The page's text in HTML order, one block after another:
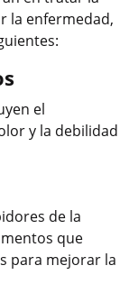
la enfermedad,
el
y la debilidad
de la
que
para mejorar la